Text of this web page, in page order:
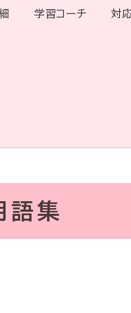
学習コーチ 対
語集